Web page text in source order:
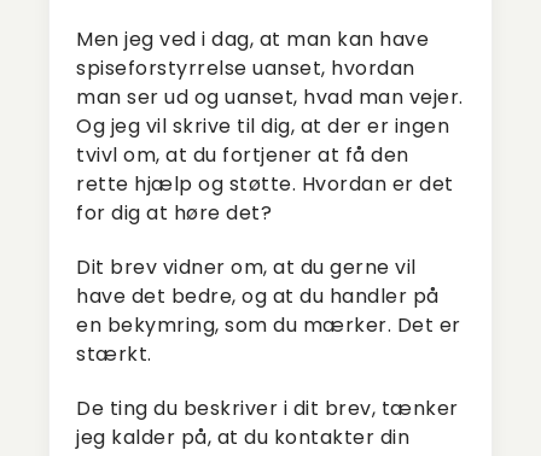
Men jeg ved i dag, at man kan have
spiseforstyrrelse uanset, hvordan
man ser ud og uanset, hvad man vejer.
Og jeg vil skrive til dig, at der er ingen
tvivl om, at du fortjener at få den
rette hjælp og støtte. Hvordan er det
for dig at høre det?
Dit brev vidner om, at du gerne vil
have det bedre, og at du handler på
en bekymring, som du mærker. Det er
stærkt.
De ting du beskriver i dit brev, tænker
jeg kalder på, at du kontakter din